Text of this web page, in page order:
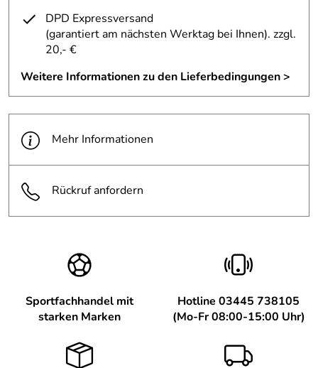
DPD Expressversand
(garantiert am nächsten Werktag bei Ihnen). zzgl.
20,- €
Weitere Informationen zu den Lieferbedingungen >
Mehr Informationen
Rückruf anfordern
Sportfachhandel mit
starken Marken
Hotline 03445 738105
(Mo-Fr 08:00-15:00 Uhr)